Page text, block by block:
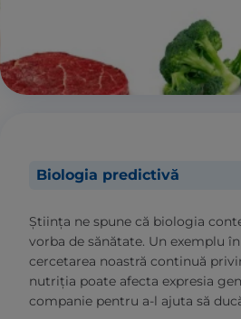
Biologia predictivă
Știința ne spune că biologia
vorba de sănătate. Un exemplu
cercetarea noastră continuă
nutriția poate afecta expresia
companie pentru a-l ajuta să